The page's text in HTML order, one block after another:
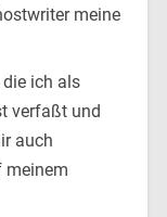
meine
die ich als
verfaßt und
auch
meinem